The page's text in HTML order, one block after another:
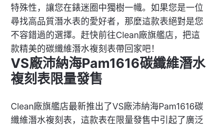
特殊性，讓您在錶迷圈中獨樹一幟。如果您是一位
尋找高品質潛水表的愛好者，那麼這款表絕對是您
不容錯過的選擇。赶快前往Clean廠旗艦店，把這
款精美的碳纖維潛水複刻表帶回家吧！
VS廠沛納海Pam1616碳纖維潛水
複刻表限量發售
Clean廠旗艦店最新推出了VS廠沛納海Pam1616碳
纖維潛水複刻表，這款表在限量發售中引起了廣泛